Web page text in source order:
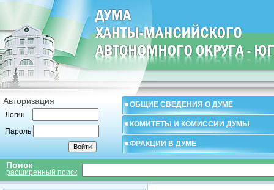
Авторизация
Логин
Пароль
ОБЩИЕ СВЕДЕНИЯ О ДУМЕ
КОМИТЕТЫ И КОМИССИИ ДУМЫ
ФРАКЦИИ В ДУМЕ
Поиск
расширенный поиск